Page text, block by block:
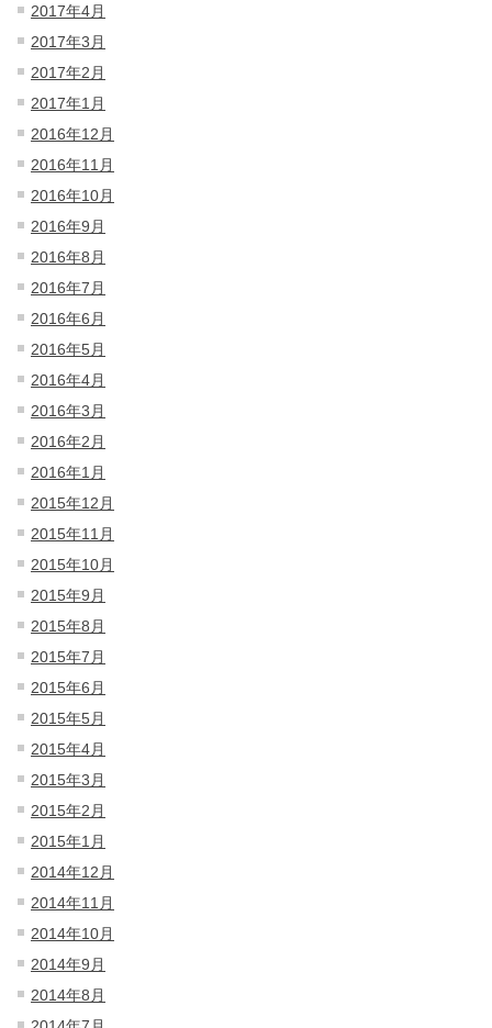
2017年4月
2017年3月
2017年2月
2017年1月
2016年12月
2016年11月
2016年10月
2016年9月
2016年8月
2016年7月
2016年6月
2016年5月
2016年4月
2016年3月
2016年2月
2016年1月
2015年12月
2015年11月
2015年10月
2015年9月
2015年8月
2015年7月
2015年6月
2015年5月
2015年4月
2015年3月
2015年2月
2015年1月
2014年12月
2014年11月
2014年10月
2014年9月
2014年8月